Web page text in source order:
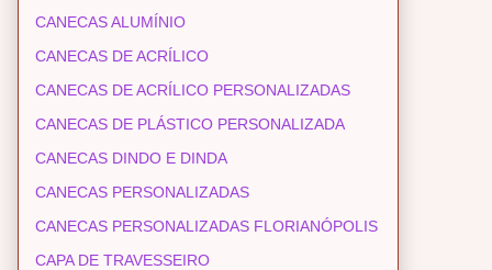
CANECAS ALUMÍNIO
CANECAS DE ACRÍLICO
CANECAS DE ACRÍLICO PERSONALIZADAS
CANECAS DE PLÁSTICO PERSONALIZADA
CANECAS DINDO E DINDA
CANECAS PERSONALIZADAS
CANECAS PERSONALIZADAS FLORIANÓPOLIS
CAPA DE TRAVESSEIRO